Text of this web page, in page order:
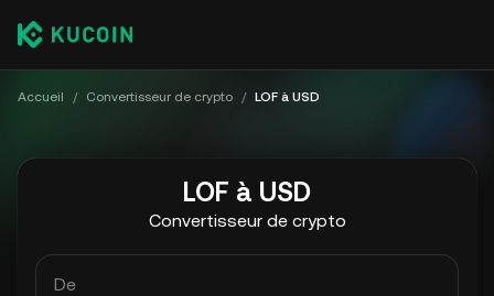
Accueil / Convertisseur de crypto / LOF à USD
LOF à USD
Convertisseur de crypto
De